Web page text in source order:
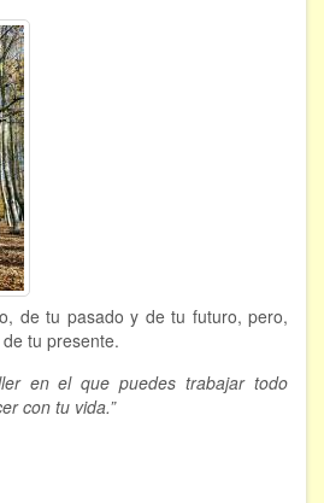
de tu pasado y de tu futuro, pero,
tu presente.
en el que puedes trabajar todo
con tu vida.”